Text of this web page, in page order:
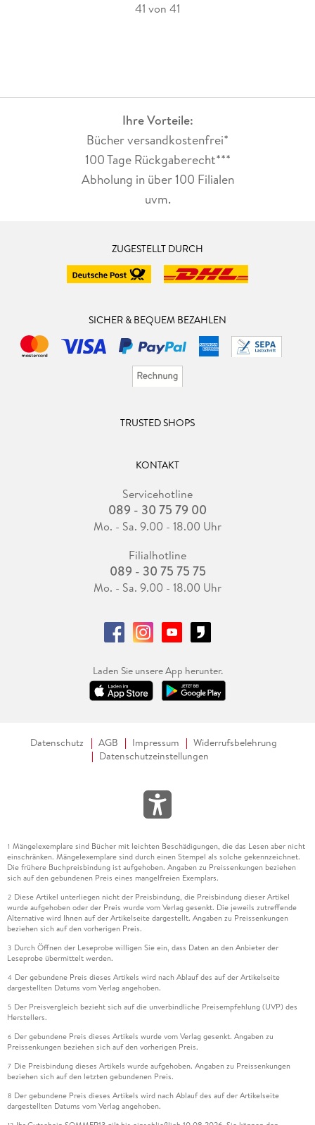
41 von 41
Ihre Vorteile:
Bücher versandkostenfrei*
100 Tage Rückgaberecht***
Abholung in über 100 Filialen
uvm.
ZUGESTELLT DURCH
SICHER & BEQUEM BEZAHLEN
TRUSTED SHOPS
KONTAKT
Servicehotline
089 - 30 75 79 00
Mo. - Sa. 9.00 - 18.00 Uhr
Filialhotline
089 - 30 75 75 75
Mo. - Sa. 9.00 - 18.00 Uhr
Laden Sie unsere App herunter.
Datenschutz AGB Impressum
Widerrufsbelehrung
Datenschutzeinstellungen
1 Mängelexemplare sind Bücher mit leichten Beschädigungen, die das Lesen aber nicht
einschränken. Mängelexemplare sind durch einen Stempel als solche gekennzeichnet.
Die frühere Buchpreisbindung ist aufgehoben. Angaben zu Preissenkungen beziehen
sich auf den gebundenen Preis eines mangelfreien Exemplars.
2 Diese Artikel unterliegen nicht der Preisbindung, die Preisbindung dieser Artikel
wurde aufgehoben oder der Preis wurde vom Verlag gesenkt. Die jeweils zutreffende
Alternative wird Ihnen auf der Artikelseite dargestellt. Angaben zu Preissenkungen
beziehen sich auf den vorherigen Preis.
3 Durch Öffnen der Leseprobe willigen Sie ein, dass Daten an den Anbieter der
Leseprobe übermittelt werden.
4 Der gebundene Preis dieses Artikels wird nach Ablauf des auf der Artikelseite
dargestellten Datums vom Verlag angehoben.
5 Der Preisvergleich bezieht sich auf die unverbindliche Preisempfehlung (UVP) des
Herstellers.
6 Der gebundene Preis dieses Artikels wurde vom Verlag gesenkt. Angaben zu
Preissenkungen beziehen sich auf den vorherigen Preis.
7 Die Preisbindung dieses Artikels wurde aufgehoben. Angaben zu Preissenkungen
beziehen sich auf den letzten gebundenen Preis.
8 Der gebundene Preis dieses Artikels wird nach Ablauf des auf der Artikelseite
dargestellten Datums vom Verlag angehoben.